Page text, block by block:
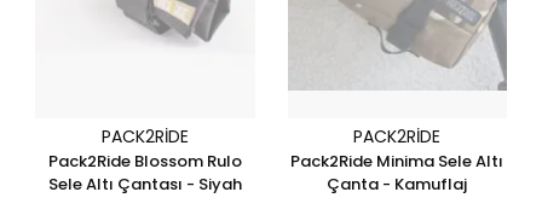
PACK2RIDE
Pack2Ride Blossom Rulo
Sele Altı Çantası - Siyah
PACK2RIDE
Pack2Ride Minima Sele Altı
Çanta - Kamuflaj